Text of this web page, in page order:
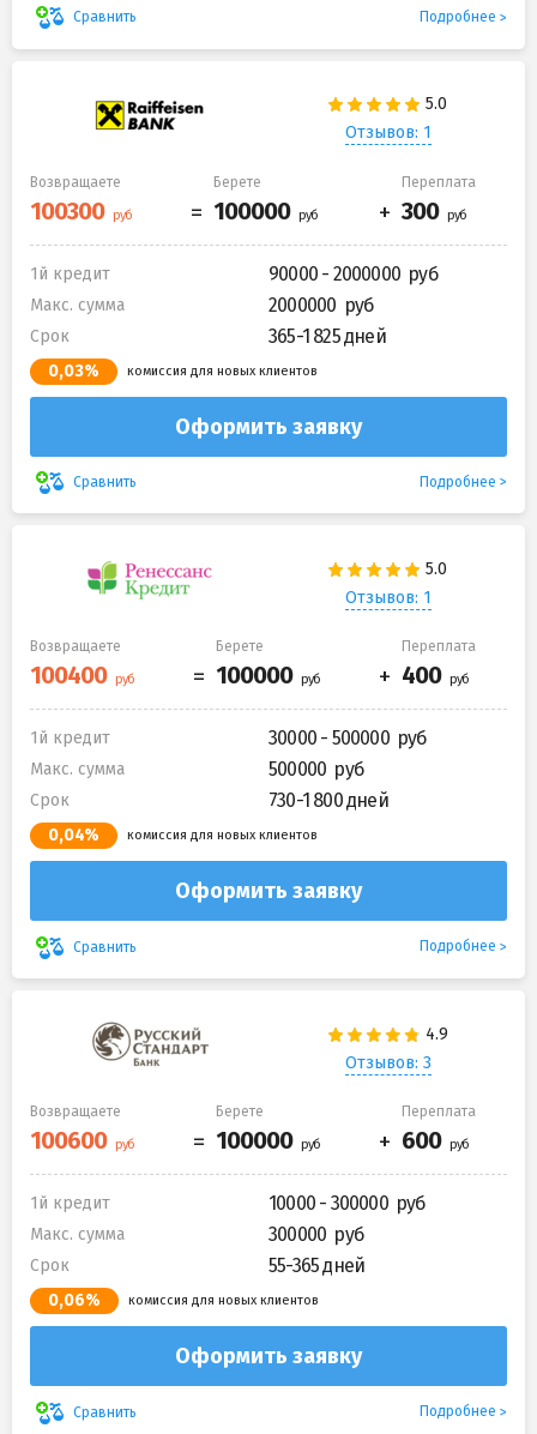
Сравнить Подробнее
Отзывов: 1
Возвращаете Берете Переплата
1й кредит 90000 - 2000000
Макс. сумма 2000000
Срок 365-1 825 дней
0,03% комиссия для новых клиентов
Оформить заявку
Сравнить Подробнее
Отзывов: 1
Возвращаете Берете Переплата
1й кредит 30000 - 500000
Макс. сумма 500000
Срок 730-1 800 дней
0,04% комиссия для новых клиентов
Оформить заявку
Сравнить Подробнее
Отзывов: 3
Возвращаете Берете Переплата
1й кредит 10000 - 300000
Макс. сумма 300000
Срок 55-365 дней
0,06% комиссия для новых клиентов
Оформить заявку
Сравнить Подробнее